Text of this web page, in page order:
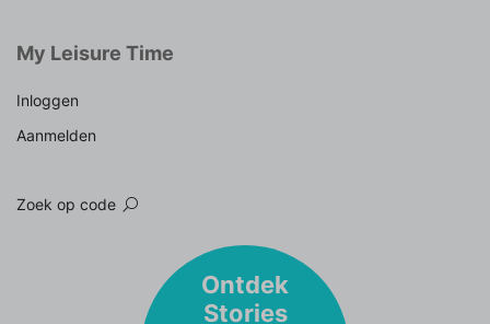
My Leisure Time
Inloggen
Aanmelden
Zoek op code
Ontdek
Stories